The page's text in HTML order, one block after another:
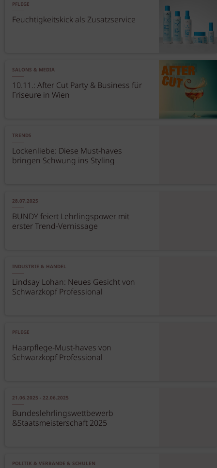
PFLEGE
Feuchtigkeitskick als Zusatzservice
SALONS & MEDIA
10.11.: After Cut Party & Business für
Friseure in Wien
TRENDS
Lockenliebe: Diese Must-haves
bringen Schwung ins Styling
28.07.2025
BUNDY feiert Lehrlingspower mit
erster Trend-Vernissage
INDUSTRIE & HANDEL
Lindsay Lohan: Neues Gesicht von
Schwarzkopf Professional
PFLEGE
Haarpflege-Must-haves von
Schwarzkopf Professional
21.06.2025 - 22.06.2025
Bundeslehrlingswettbewerb
&Staatsmeisterschaft 2025
POLITIK & VERBÄNDE & SCHULEN